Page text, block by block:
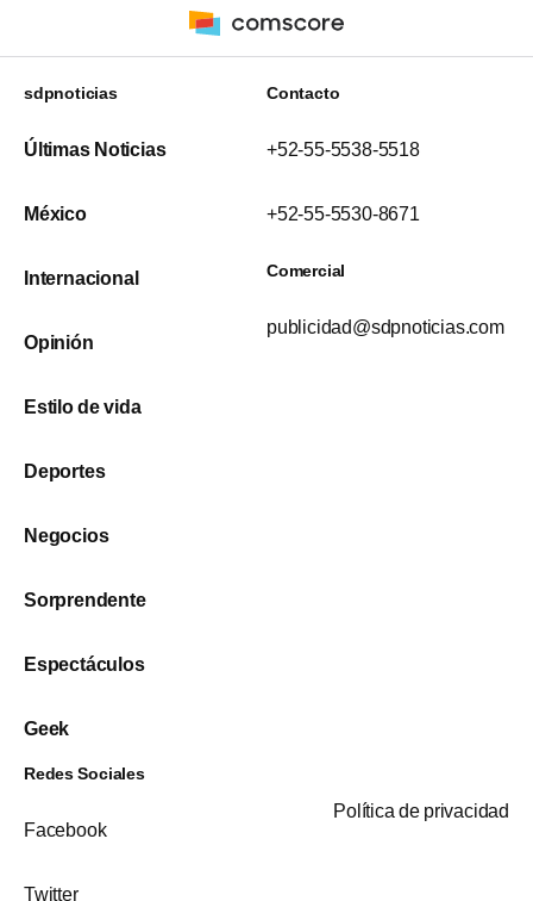
sdpnoticias
Últimas Noticias
México
Internacional
Opinión
Estilo de vida
Deportes
Negocios
Sorprendente
Espectáculos
Geek
Contacto
+52-55-5538-5518
+52-55-5530-8671
Comercial
publicidad@sdpnoticias.com
Redes Sociales
Facebook
Twitter
Política de privacidad